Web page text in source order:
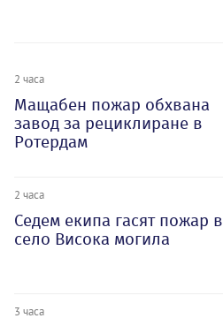
2 часа
Мащабен пожар обхвана
завод за рециклиране в
Ротердам
2 часа
Седем екипа гасят пожар в
село Висока могила
3 часа